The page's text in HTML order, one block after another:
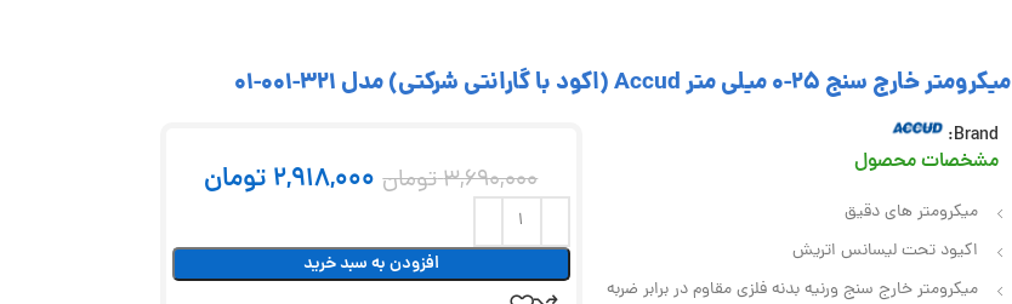
میکرومتر خارج سنج 25-0 میلی متر Accud (اکود با گارانتی شرکتی) مدل 321-001-01
Brand:
مشخصات محصول
میکرومتر های دقیق
اکیود تحت لیسانس اتریش
میکرومتر خارج سنج ورنیه بدنه فلزی مقاوم در برابر ضربه
3,690,000تومان 2,918,000 تومان
افزودن به سبد خرید